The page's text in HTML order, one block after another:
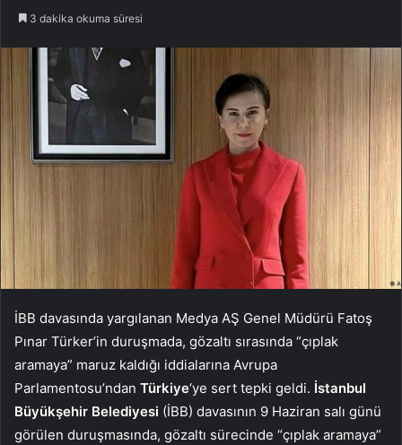
3 dakika okuma süresi
İBB davasında yargılanan Medya AŞ Genel Müdürü Fatoş
Pınar Türker’in duruşmada, gözaltı sırasında “çıplak
aramaya” maruz kaldığı iddialarına Avrupa
Parlamentosu’ndan Türkiye‘ye sert tepki geldi. İstanbul
Büyükşehir Belediyesi (İBB) davasının 9 Haziran salı günü
görülen duruşmasında, gözaltı sürecinde “çıplak aramaya”